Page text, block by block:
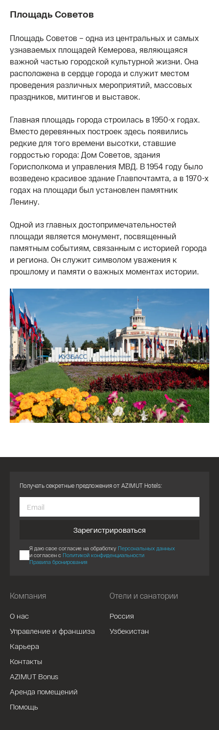
Площадь Советов
Площадь Советов – одна из центральных и самых
узнаваемых площадей Кемерова, являющаяся
важной частью городской культурной жизни. Она
расположена в сердце города и служит местом
проведения различных мероприятий, массовых
праздников, митингов и выставок.
Главная площадь города строилась в 1950-х годах.
Вместо деревянных построек здесь появились
редкие для того времени высотки, ставшие
гордостью города: Дом Советов, здания
Горисполкома и управления МВД. В 1954 году было
возведено красивое здание Главпочтамта, а в 1970-х
годах на площади был установлен памятник
Ленину.
Одной из главных достопримечательностей
площади является монумент, посвященный
памятным событиям, связанным с историей города
и региона. Он служит символом уважения к
прошлому и памяти о важных моментах истории.
Компания
О нас
Управление и франшиза
Карьера
Контакты
AZIMUT Bonus
Аренда помещений
Помощь
Отели и санатории
Россия
Узбекистан
Получать секретные предложения от AZIMUT Hotels:
Зарегистрироваться
Я даю свое согласие на обработку Персональных данных
и согласен с Политикой конфиденциальности
Правила бронирования